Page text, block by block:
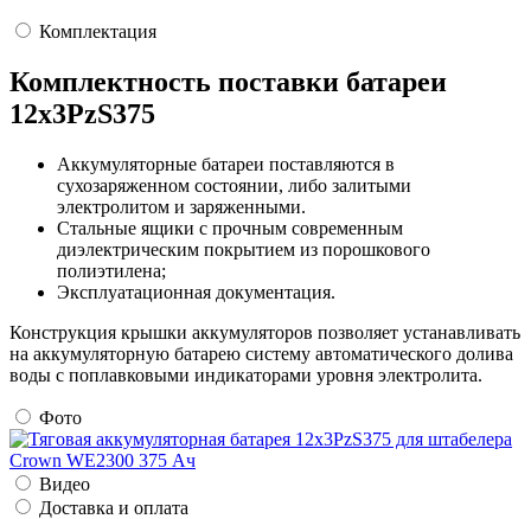
Комплектация
Комплектность поставки батареи
12х3PzS375
Аккумуляторные батареи поставляются в
сухозаряженном состоянии, либо залитыми
электролитом и заряженными.
Стальные ящики с прочным современным
диэлектрическим покрытием из порошкового
полиэтилена;
Эксплуатационная документация.
Конструкция крышки аккумуляторов позволяет устанавливать
на аккумуляторную батарею систему автоматического долива
воды с поплавковыми индикаторами уровня электролита.
Фото
Видео
Доставка и оплата